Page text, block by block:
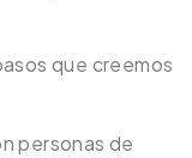
que creemos
personas de